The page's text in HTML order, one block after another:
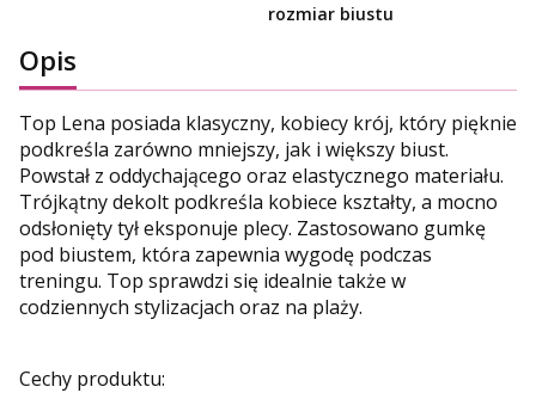
rozmiar biustu
Opis
Top Lena posiada klasyczny, kobiecy krój, który pięknie
podkreśla zarówno mniejszy, jak i większy biust.
Powstał z oddychającego oraz elastycznego materiału.
Trójkątny dekolt podkreśla kobiece kształty, a mocno
odsłonięty tył eksponuje plecy. Zastosowano gumkę
pod biustem, która zapewnia wygodę podczas
treningu. Top sprawdzi się idealnie także w
codziennych stylizacjach oraz na plaży.
Cechy produktu: